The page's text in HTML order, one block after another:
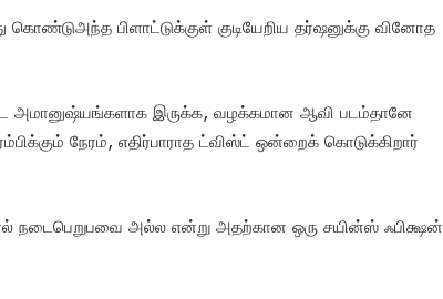
பிளாட்டுக்குள் குடியேறிய தர்ஷனுக்கு வினோத
அமானுஷ்யங்களாக இருக்க, வழக்கமான ஆவி படம்தானே
நேரம், எதிர்பாராத ட்விஸ்ட் ஒன்றைக் கொடுக்கிறார்
நடைபெறுபவை அல்ல என்று அதற்கான ஒரு சயின்ஸ் ஃபிக்ஷன்